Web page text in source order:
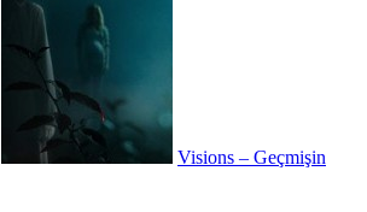
Visions – Geçmişin